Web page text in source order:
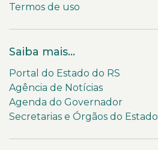
Termos de uso
Saiba mais...
Portal do Estado do RS
Agência de Notícias
Agenda do Governador
Secretarias e Órgãos do Estado